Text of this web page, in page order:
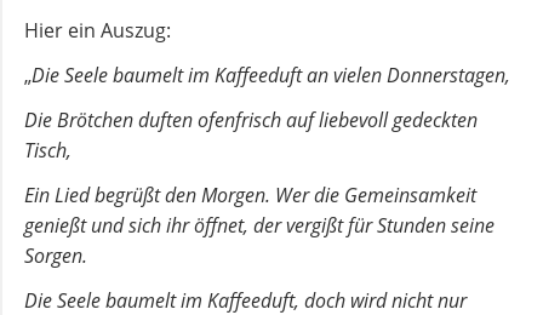
ANGEBOTE
Gruppen
und
Kreise
Kirchenmusik
Hier ein Auszug:
„Die Seele baumelt im Kaffeeduft an vielen Donnerstagen,
Die Brötchen duften ofenfrisch auf liebevoll gedeckten
Tisch,
Ein Lied begrüßt den Morgen. Wer die Gemeinsamkeit
genießt und sich ihr öffnet, der vergißt für Stunden seine
Sorgen.
Die Seele baumelt im Kaffeeduft, doch wird nicht nur